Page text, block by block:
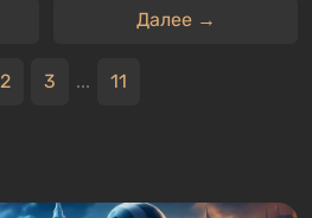
Далее →
2 3 ... 11